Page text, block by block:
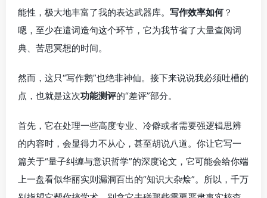
能性，极大地丰富了我的表达武器库。 写作效率如何？
嗯，至少在遣词造句这个环节，它为我节省了大量查阅词
典、苦思冥想的时间。
然而，这只“写作鹅”也绝非神仙。接下来说说我必须吐槽的
点，也就是这次功能测评的“差评”部分。
首先，它在处理一些高度专业、冷僻或者需要强逻辑思辨
的内容时，会显得力不从心，甚至胡说八道。你让它写一
篇关于“量子纠缠与意识哲学”的深度论文，它可能会给你端
上一盘看似华丽实则漏洞百出的“知识大杂烩”。所以，千万